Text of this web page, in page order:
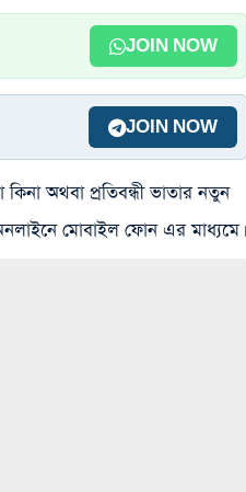
JOIN NOW
JOIN NOW
অথবা প্রতিবন্ধী ভাতার নতুন
মোবাইল ফোন এর মাধ্যমে।